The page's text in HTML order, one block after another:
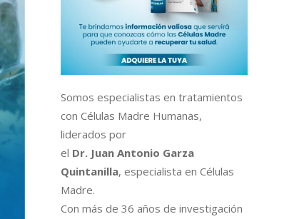
Somos especialistas en tratamientos
con Células Madre Humanas,
liderados por
el Dr. Juan Antonio Garza
Quintanilla, especialista en Células
Madre.
Con más de 36 años de investigación